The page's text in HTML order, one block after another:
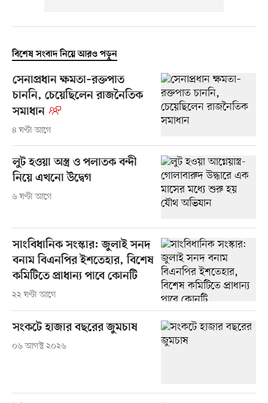
বিশেষ সংবাদ নিয়ে আরও পড়ুন
সেনাপ্রধান ক্ষমতা–রক্তপাত
চাননি, চেয়েছিলেন রাজনৈতিক
সমাধান
৪ ঘণ্টা আগে
লুট হওয়া অস্ত্র ও পলাতক বন্দী
নিয়ে এখনো উদ্বেগ
৬ ঘণ্টা আগে
সাংবিধানিক সংস্কার: জুলাই সনদ
বনাম বিএনপির ইশতেহার, বিশেষ
কমিটিতে প্রাধান্য পাবে কোনটি
২২ ঘণ্টা আগে
সংকটে হাজার বছরের জুমচাষ
০৬ আগস্ট ২০২৬